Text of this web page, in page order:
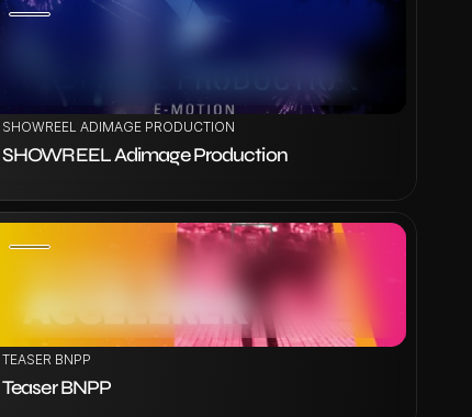
SHOWREEL ADIMAGE PRODUCTION
SHOWREEL Adimage Production
VOIR LE PROJET
TEASER BNPP
Teaser BNPP